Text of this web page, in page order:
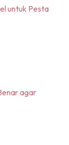
untuk Pesta
agar